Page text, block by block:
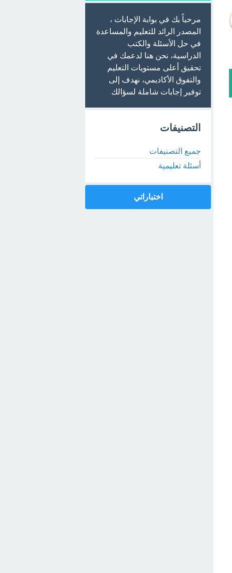
مرحباً بك في بوابة الإجابات ،
المصدر الرائد للتعليم والمساعدة
في حل الأسئلة والكتب
الدراسية، نحن هنا لدعمك في
تحقيق أعلى مستويات التعليم
والتفوق الأكاديمي، نهدف إلى
توفير إجابات شاملة لسؤالك
التصنيفات
جميع التصنيفات
أسئلة تعليمية
اختباراتي